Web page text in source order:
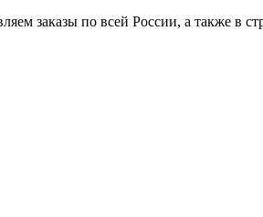
заказы по всей России, а также в